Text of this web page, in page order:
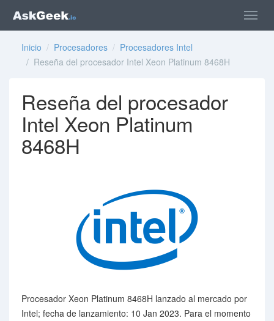
Inicio / Procesadores / Procesadores Intel
/ Reseña del procesador Intel Xeon Platinum 8468H
Reseña del procesador
Intel Xeon Platinum
8468H
Procesador Xeon Platinum 8468H lanzado al mercado por
Intel; fecha de lanzamiento: 10 Jan 2023. Para el momento